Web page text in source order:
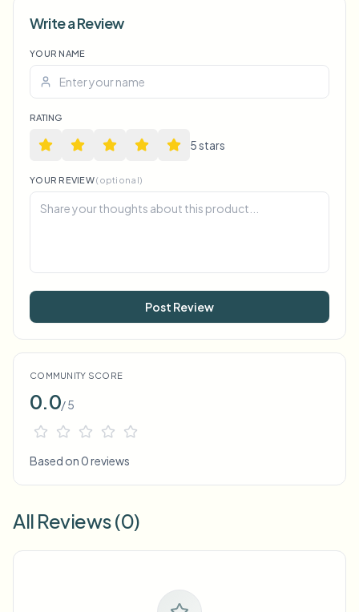
Voice Anon
Write a Review
YOUR NAME
RATING
5stars
YOUR REVIEW(optional)
Post Review
COMMUNITY SCORE
0.0/ 5
Based on 0 reviews
All Reviews (0)